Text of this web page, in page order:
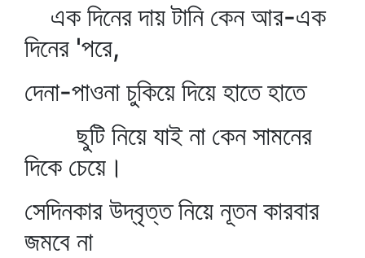
এক দিনের দায় টানি কেন আর-এক
দিনের 'পরে,
দেনা-পাওনা চুকিয়ে দিয়ে হাতে হাতে
ছুটি নিয়ে যাই না কেন সামনের
দিকে চেয়ে।
সেদিনকার উদ্‌বৃত্ত নিয়ে নূতন কারবার
জমবে না